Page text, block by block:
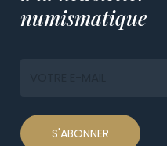
numismatique